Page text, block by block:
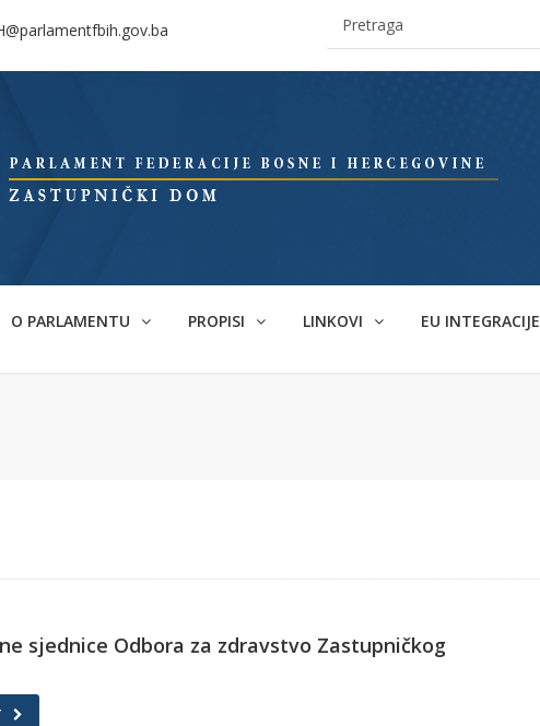
O PARLAMENTU PROPISI LINKOVI EU INTEGRACIJE
sjednice Odbora za zdravstvo Zastupničkog